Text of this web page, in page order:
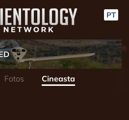
PT
Fotos Cineasta